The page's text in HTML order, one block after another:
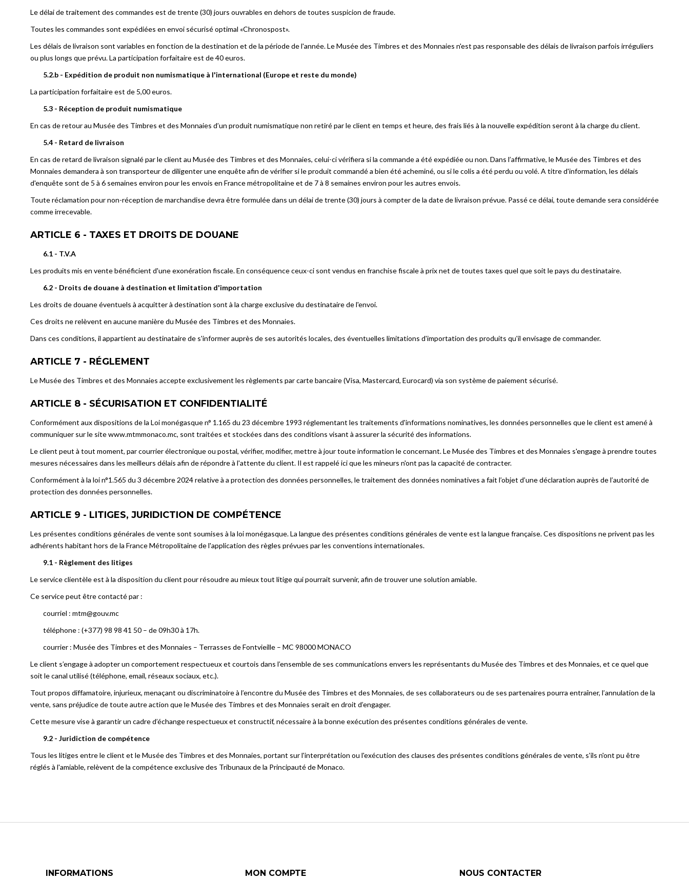
Le délai de traitement des commandes est de trente (30) jours ouvrables en dehors de toutes suspicion de fraude.
Toutes les commandes sont expédiées en envoi sécurisé optimal «Chronospost».
Les délais de livraison sont variables en fonction de la destination et de la période de l'année. Le Musée des Timbres et des Monnaies n'est pas responsable des délais de livraison parfois irréguliers
ou plus longs que prévu. La participation forfaitaire est de 40 euros.
5.2.b - Expédition de produit non numismatique à l'international (Europe et reste du monde)
La participation forfaitaire est de 5,00 euros.
5.3 - Réception de produit numismatique
En cas de retour au Musée des Timbres et des Monnaies d’un produit numismatique non retiré par le client en temps et heure, des frais liés à la nouvelle expédition seront à la charge du client.
5.4 - Retard de livraison
En cas de retard de livraison signalé par le client au Musée des Timbres et des Monnaies, celui-ci vérifiera si la commande a été expédiée ou non. Dans l’affirmative, le Musée des Timbres et des
Monnaies demandera à son transporteur de diligenter une enquête afin de vérifier si le produit commandé a bien été acheminé, ou si le colis a été perdu ou volé. A titre d'information, les délais
d'enquête sont de 5 à 6 semaines environ pour les envois en France métropolitaine et de 7 à 8 semaines environ pour les autres envois.
Toute réclamation pour non-réception de marchandise devra être formulée dans un délai de trente (30) jours à compter de la date de livraison prévue. Passé ce délai, toute demande sera considérée
comme irrecevable.
ARTICLE 6 - TAXES ET DROITS DE DOUANE
6.1 - T.V.A
Les produits mis en vente bénéficient d'une exonération fiscale. En conséquence ceux-ci sont vendus en franchise fiscale à prix net de toutes taxes quel que soit le pays du destinataire.
6.2 - Droits de douane à destination et limitation d'importation
Les droits de douane éventuels à acquitter à destination sont à la charge exclusive du destinataire de l'envoi.
Ces droits ne relèvent en aucune manière du Musée des Timbres et des Monnaies.
Dans ces conditions, il appartient au destinataire de s'informer auprès de ses autorités locales, des éventuelles limitations d'importation des produits qu'il envisage de commander.
ARTICLE 7 - RÉGLEMENT
Le Musée des Timbres et des Monnaies accepte exclusivement les règlements par carte bancaire (Visa, Mastercard, Eurocard) via son système de paiement sécurisé.
ARTICLE 8 - SÉCURISATION ET CONFIDENTIALITÉ
Conformément aux dispositions de la Loi monégasque n° 1.165 du 23 décembre 1993 réglementant les traitements d'informations nominatives, les données personnelles que le client est amené à
communiquer sur le site www.mtmmonaco.mc, sont traitées et stockées dans des conditions visant à assurer la sécurité des informations.
Le client peut à tout moment, par courrier électronique ou postal, vérifier, modifier, mettre à jour toute information le concernant. Le Musée des Timbres et des Monnaies s'engage à prendre toutes
mesures nécessaires dans les meilleurs délais afin de répondre à l'attente du client. Il est rappelé ici que les mineurs n'ont pas la capacité de contracter.
Conformément à la loi n°1.565 du 3 décembre 2024 relative à a protection des données personnelles, le traitement des données nominatives a fait l’objet d’une déclaration auprès de l’autorité de
protection des données personnelles.
ARTICLE 9 - LITIGES, JURIDICTION DE COMPÉTENCE
Les présentes conditions générales de vente sont soumises à la loi monégasque. La langue des présentes conditions générales de vente est la langue française. Ces dispositions ne privent pas les
adhérents habitant hors de la France Métropolitaine de l'application des règles prévues par les conventions internationales.
9.1 - Règlement des litiges
Le service clientèle est à la disposition du client pour résoudre au mieux tout litige qui pourrait survenir, afin de trouver une solution amiable.
Ce service peut être contacté par :
courriel : mtm@gouv.mc
téléphone : (+377) 98 98 41 50 – de 09h30 à 17h.
courrier : Musée des Timbres et des Monnaies – Terrasses de Fontvieille – MC 98000 MONACO
Le client s’engage à adopter un comportement respectueux et courtois dans l’ensemble de ses communications envers les représentants du Musée des Timbres et des Monnaies, et ce quel que
soit le canal utilisé (téléphone, email, réseaux sociaux, etc.).
Tout propos diffamatoire, injurieux, menaçant ou discriminatoire à l’encontre du Musée des Timbres et des Monnaies, de ses collaborateurs ou de ses partenaires pourra entraîner, l’annulation de la
vente, sans préjudice de toute autre action que le Musée des Timbres et des Monnaies serait en droit d’engager.
Cette mesure vise à garantir un cadre d’échange respectueux et constructif, nécessaire à la bonne exécution des présentes conditions générales de vente.
9.2 - Juridiction de compétence
Tous les litiges entre le client et le Musée des Timbres et des Monnaies, portant sur l'interprétation ou l'exécution des clauses des présentes conditions générales de vente, s'ils n'ont pu être
réglés à l'amiable, relèvent de la compétence exclusive des Tribunaux de la Principauté de Monaco.
INFORMATIONS MON COMPTE NOUS CONTACTER